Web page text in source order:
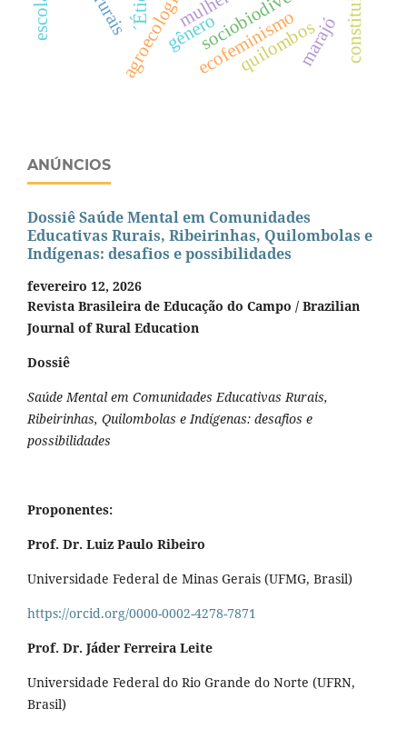
ecofeminismo
agroecologia quilombos
gênero marajó
ANÚNCIOS
Dossiê Saúde Mental em Comunidades
Educativas Rurais, Ribeirinhas, Quilombolas e
Indígenas: desafios e possibilidades
fevereiro 12, 2026
Revista Brasileira de Educação do Campo / Brazilian
Journal of Rural Education
Dossiê
Saúde Mental em Comunidades Educativas Rurais,
Ribeirinhas, Quilombolas e Indígenas: desafios e
possibilidades
Proponentes:
Prof. Dr. Luiz Paulo Ribeiro
Universidade Federal de Minas Gerais (UFMG, Brasil)
https://orcid.org/0000-0002-4278-7871
Prof. Dr. Jáder Ferreira Leite
Universidade Federal do Rio Grande do Norte (UFRN,
Brasil)